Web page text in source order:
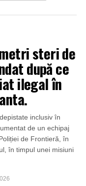
steri de
după ce
ilegal în
inclusiv în
de un echipaj
de Frontieră, în
în timpul unei misiuni